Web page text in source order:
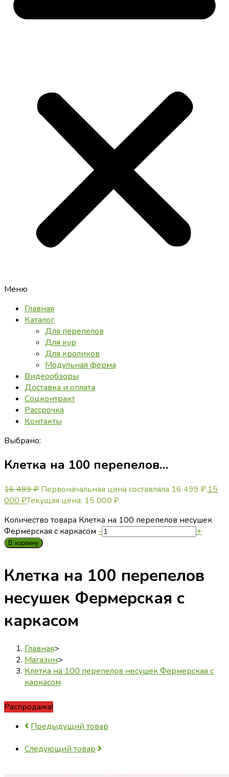
Меню
Главная
Каталог
Для перепелов
Для кур
Для кроликов
Модульная ферма
Видеообзоры
Доставка и оплата
Соцконтракт
Рассрочка
Контакты
Выбрано:
Клетка на 100 перепелов…
16 499₽ Первоначальная цена составляла 16 499 ₽.15
000 ₽Текущая цена: 15 000 ₽.
Количество товара Клетка на 100 перепелов несушек
Фермерская с каркасом - +
В корзину
Клетка на 100 перепелов
несушек Фермерская с
каркасом
Главная>
Магазин>
Клетка на 100 перепелов несушек Фермерская с
каркасом
Распродажа!
Предыдущий товар
Следующий товар